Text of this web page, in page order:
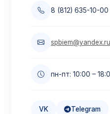
Материнский
Образовательный
8 (812) 635-10-00
spbiem@yandex.ru
пн-пт: 10:00 –
VK Telegram